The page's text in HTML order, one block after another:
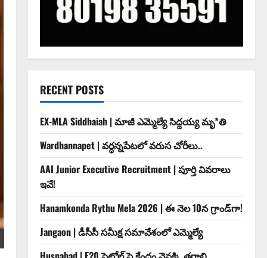
RECENT POSTS
EX-MLA Siddhaiah | మాజీ ఎమ్మెల్యే సిద్దయ్య మృ*తి
Wardhannapet | వర్ధన్నపేటలో వరుస చోరీలు..
AAI Junior Executive Recruitment | పూర్తి వివరాలు
ఇవే!
Hanamkonda Rythu Mela 2026 | ఈ నెల 10న గ్రాండ్‌గా!
Jangaon | డీసీసీ సమీక్ష సమావేశంలో ఎమ్మెల్యే